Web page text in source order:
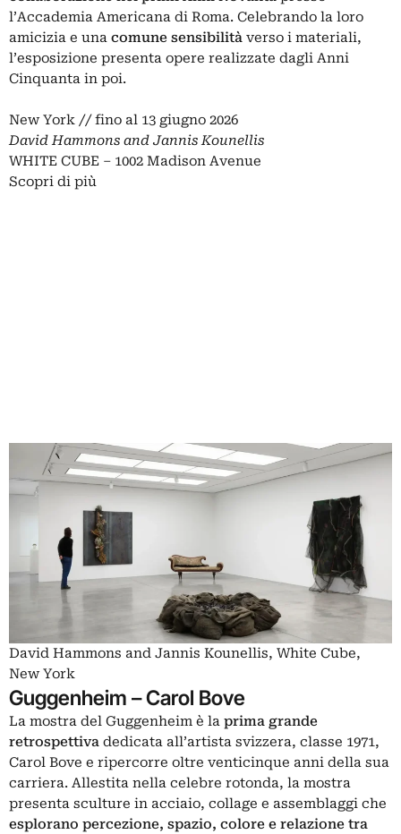
l’Accademia Americana di Roma. Celebrando la loro
amicizia e una comune sensibilità verso i materiali,
l’esposizione presenta opere realizzate dagli Anni
Cinquanta in poi.
New York // fino al 13 giugno 2026
David Hammons and Jannis Kounellis
WHITE CUBE – 1002 Madison Avenue
Scopri di più
David Hammons and Jannis Kounellis, White Cube,
New York
Guggenheim – Carol Bove
La mostra del Guggenheim è la prima grande
retrospettiva dedicata all’artista svizzera, classe 1971,
Carol Bove e ripercorre oltre venticinque anni della sua
carriera. Allestita nella celebre rotonda, la mostra
presenta sculture in acciaio, collage e assemblaggi che
esplorano percezione, spazio, colore e relazione tra